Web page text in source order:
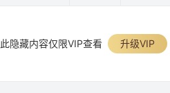
此隐藏内容仅限VIP查看 升级VIP